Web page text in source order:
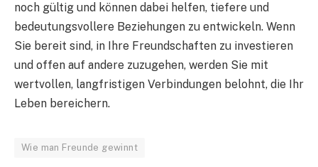
noch gültig und können dabei helfen, tiefere und
bedeutungsvollere Beziehungen zu entwickeln. Wenn
Sie bereit sind, in Ihre Freundschaften zu investieren
und offen auf andere zuzugehen, werden Sie mit
wertvollen, langfristigen Verbindungen belohnt, die Ihr
Leben bereichern.
Wie man Freunde gewinnt